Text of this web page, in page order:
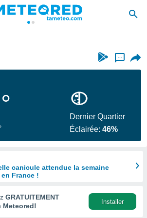
...
Dernier Quartier
Éclairée:46%
canicule attendue la semaine
France !
GRATUITEMENT
Meteored!
Installer